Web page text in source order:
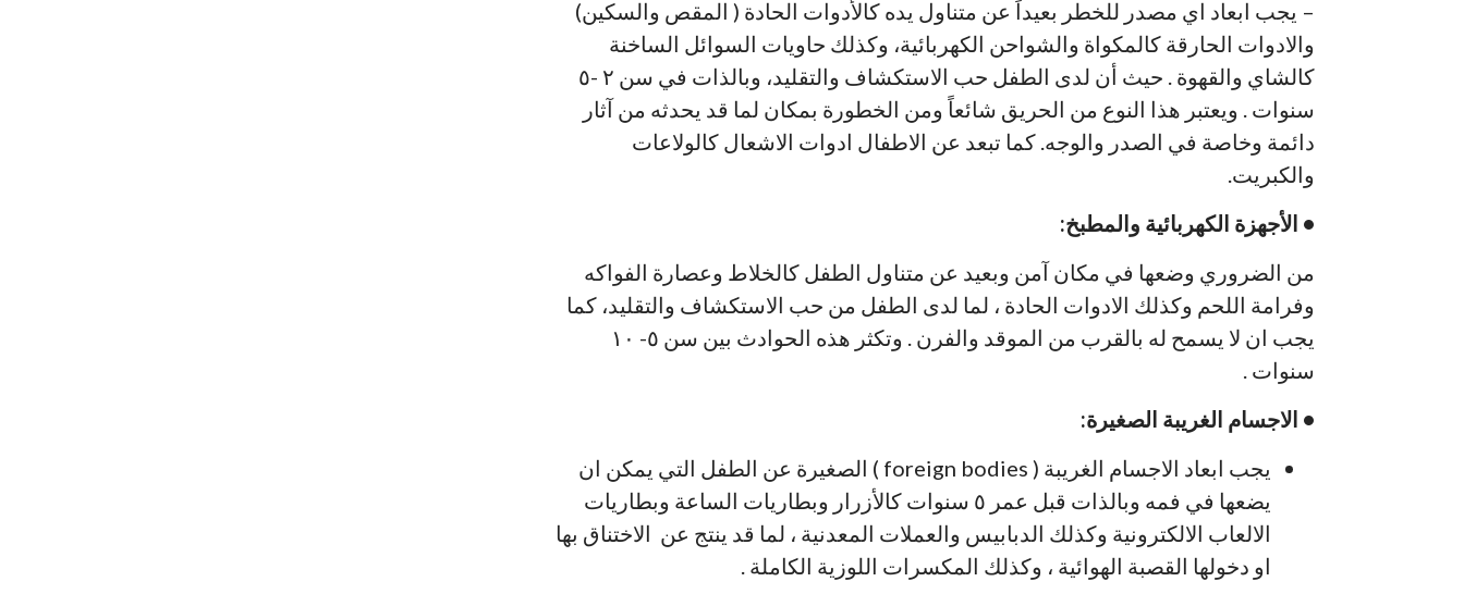
– يجب ابعاد اي مصدر للخطر بعيداً عن متناول يده كالأدوات الحادة ( المقص والسكين)
والادوات الحارقة كالمكواة والشواحن الكهربائية، وكذلك حاويات السوائل الساخنة
كالشاي والقهوة . حيث أن لدى الطفل حب الاستكشاف والتقليد، وبالذات في سن ٢ -٥
سنوات . ويعتبر هذا النوع من الحريق شائعاً ومن الخطورة بمكان لما قد يحدثه من آثار
دائمة وخاصة في الصدر والوجه. كما تبعد عن الاطفال ادوات الاشعال كالولاعات
والكبريت.
• الأجهزة الكهربائية والمطبخ:
من الضروري وضعها في مكان آمن وبعيد عن متناول الطفل كالخلاط وعصارة الفواكه
وفرامة اللحم وكذلك الادوات الحادة ، لما لدى الطفل من حب الاستكشاف والتقليد، كما
يجب ان لا يسمح له بالقرب من الموقد والفرن . وتكثر هذه الحوادث بين سن ٥- ١٠
سنوات .
• الاجسام الغريبة الصغيرة:
يجب ابعاد الاجسام الغريبة ( foreign bodies ) الصغيرة عن الطفل التي يمكن ان
يضعها في فمه وبالذات قبل عمر ٥ سنوات كالأزرار وبطاريات الساعة وبطاريات
الالعاب الالكترونية وكذلك الدبابيس والعملات المعدنية ، لما قد ينتج عن الاختناق بها
او دخولها القصبة الهوائية ، وكذلك المكسرات اللوزية الكاملة .